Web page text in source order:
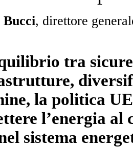
, direttore
tra
la politica
l’energia al
sistema